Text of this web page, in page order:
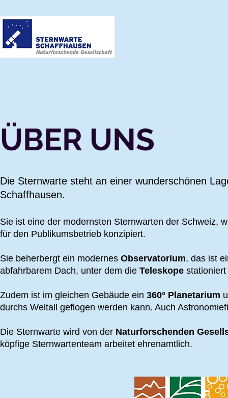
ÜBER UNS
Die Sternwarte steht an einer wunderschönen
Schaffhausen.
Sie ist eine der modernsten Sternwarten der Schweiz,
für den Publikumsbetrieb konzipiert.
Sie beherbergt ein modernes Observatorium, das ist
abfahrbarem Dach, unter dem die Teleskope
Zudem ist im gleichen Gebäude ein 360° Planetarium
durchs Weltall geflogen werden kann. Auch
Die Sternwarte wird von der Naturforschenden
köpfige Sternwartenteam arbeitet ehrenamtlich.